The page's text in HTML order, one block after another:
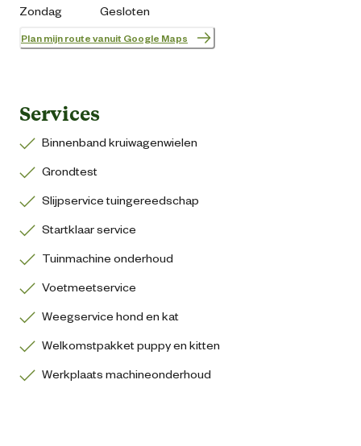
Zondag
Gesloten
Plan mijn route vanuit Google Maps
Services
Binnenband kruiwagenwielen
Grondtest
Slijpservice tuingereedschap
Startklaar service
Tuinmachine onderhoud
Voetmeetservice
Weegservice hond en kat
Welkomstpakket puppy en kitten
Werkplaats machineonderhoud